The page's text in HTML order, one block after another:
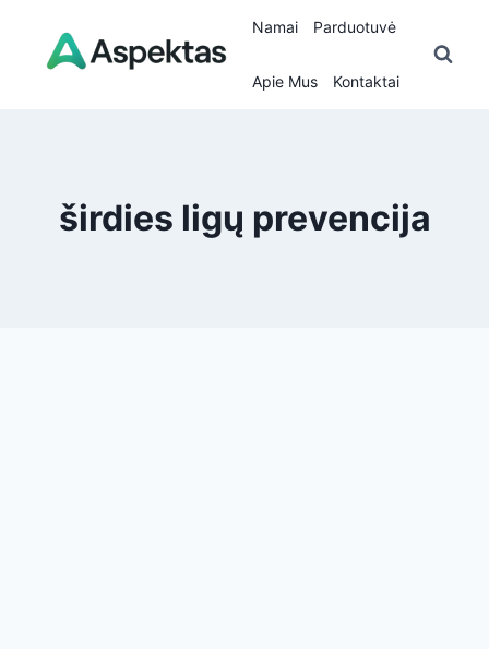
content
Namai Parduotuvė
Apie Mus Kontaktai
širdies ligų prevencija